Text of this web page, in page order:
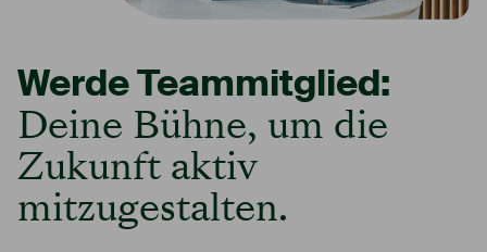
Werde Teammitglied:
Deine Bühne, um die
Zukunft aktiv
mitzugestalten.